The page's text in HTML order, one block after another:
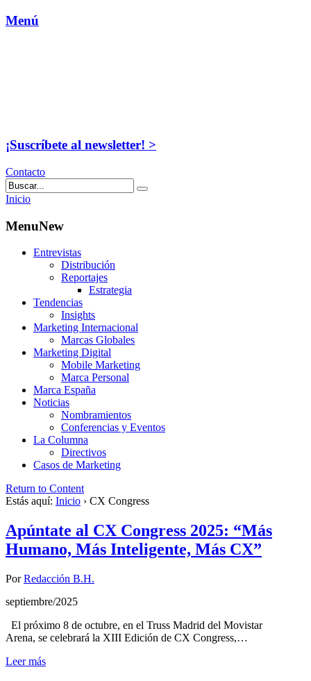
Menú
¡Suscríbete al newsletter! >
Contacto
Inicio
MenuNew
Entrevistas
Distribución
Reportajes
Estrategia
Tendencias
Insights
Marketing Internacional
Marcas Globales
Marketing Digital
Mobile Marketing
Marca Personal
Marca España
Noticias
Nombramientos
Conferencias y Eventos
La Columna
Directivos
Casos de Marketing
Return to Content
Estás aquí: Inicio › CX Congress
Apúntate al CX Congress 2025: “Más
Humano, Más Inteligente, Más CX”
PorRedacción B.H.
septiembre/2025
El próximo 8 de octubre, en el Truss Madrid del Movistar
Arena, se celebrará la XIII Edición de CX Congress,…
Leer más